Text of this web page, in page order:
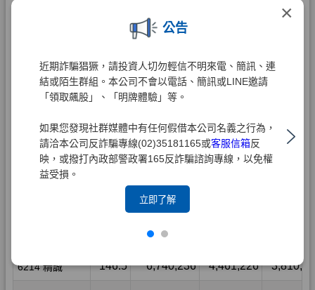
×
公告
近期詐騙猖獗，請投資人切勿輕信不明來電、簡訊、連
結或陌生群組。本公司不會以電話、簡訊或LINE邀請
「領取飆股」、「明牌體驗」等。
如果您發現社群媒體中有任何假借本公司名義之行為，
請洽本公司反詐騙專線(02)35181165或客服信箱反
映，或撥打內政部警政署165反詐騙諮詢專線，以免權
益受損。
立即了解